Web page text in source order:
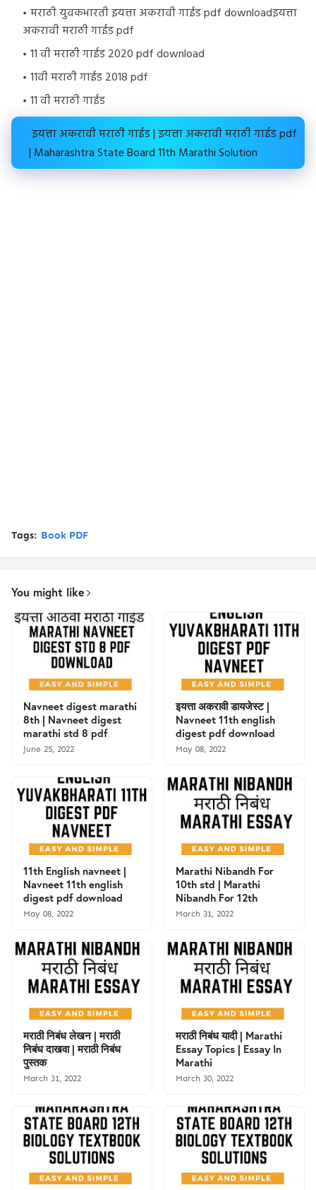
मराठी युवकभारती इयत्ता अकरावी गाईड pdf downloadइयत्ता
अकरावी मराठी गाईड pdf
11 वी मराठी गाईड 2020 pdf download
11वी मराठी गाईड 2018 pdf
11 वी मराठी गाईड
इयत्ता अकरावी मराठी गाईड | इयत्ता अकरावी मराठी गाईड pdf
| Maharashtra State Board 11th Marathi Solution
Tags: Book PDF
You might like
Navneet digest marathi
8th | Navneet digest
marathi std 8 pdf
June 25, 2022
इयत्ता अकरावी डायजेस्ट |
Navneet 11th english
digest pdf download
May 08, 2022
11th English navneet |
Navneet 11th english
digest pdf download
May 08, 2022
Marathi Nibandh For
10th std | Marathi
Nibandh For 12th
March 31, 2022
मराठी निबंध लेखन | मराठी
निबंध दाखवा | मराठी निबंध
पुस्तक
March 31, 2022
मराठी निबंध यादी | Marathi
Essay Topics | Essay In
Marathi
March 30, 2022